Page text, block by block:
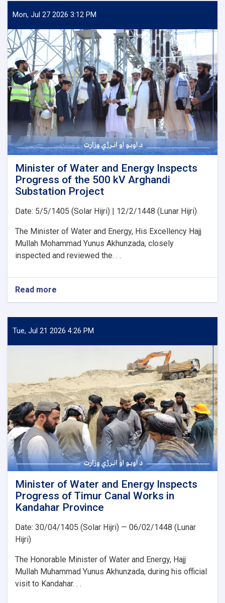
Water
and
Signs
an
agreement
with
Japan’s
PMS
Organization
for
the
Implementation
of
Several
Water
Development
Projects
Mon, Jul 27 2026 3:12 PM
Minister of Water and Energy Inspects
Progress of the 500 kV Arghandi
Substation Project
Date: 5/5/1405 (Solar Hijri) | 12/2/1448 (Lunar Hijri)
The Minister of Water and Energy, His Excellency Hajj
Mullah Mohammad Yunus Akhunzada, closely
inspected and reviewed the. . .
Read more
Water
and
the
500
kV
Arghandi
Substation
Project
Tue, Jul 21 2026 4:26 PM
Minister of Water and Energy Inspects
Progress of Timur Canal Works in
Kandahar Province
Date: 30/04/1405 (Solar Hijri) — 06/02/1448 (Lunar
Hijri)
The Honorable Minister of Water and Energy, Hajj
Mullah Muhammad Yunus Akhunzada, during his official
visit to Kandahar. . .